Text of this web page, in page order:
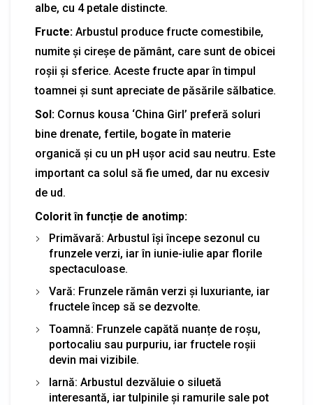
albe, cu 4 petale distincte.
Fructe: Arbustul produce fructe comestibile,
numite și cireșe de pământ, care sunt de obicei
roșii și sferice. Aceste fructe apar în timpul
toamnei și sunt apreciate de păsările sălbatice.
Sol: Cornus kousa ‘China Girl’ preferă soluri
bine drenate, fertile, bogate în materie
organică și cu un pH ușor acid sau neutru. Este
important ca solul să fie umed, dar nu excesiv
de ud.
Colorit în funcție de anotimp:
Primăvară: Arbustul își începe sezonul cu
frunzele verzi, iar în iunie-iulie apar florile
spectaculoase.
Vară: Frunzele rămân verzi și luxuriante, iar
fructele încep să se dezvolte.
Toamnă: Frunzele capătă nuanțe de roșu,
portocaliu sau purpuriu, iar fructele roșii
devin mai vizibile.
Iarnă: Arbustul dezvăluie o siluetă
interesantă, iar tulpinile și ramurile sale pot